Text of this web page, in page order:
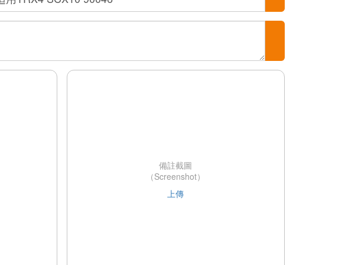
備註截圖
（Screenshot）
上傳